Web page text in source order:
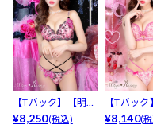
【Tバック】【明日
花キララプロデュ
¥8,250(税込)
【Tバッ
花キララプ
¥8,140(